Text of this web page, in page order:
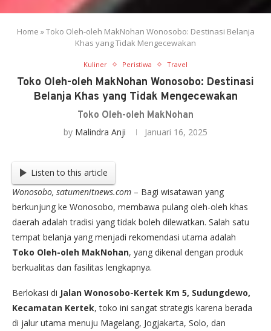
Home »Toko Oleh-oleh MakNohan Wonosobo: Destinasi Belanja
Khas yang Tidak Mengecewakan
Kuliner Peristiwa Travel
Toko Oleh-oleh MakNohan Wonosobo: Destinasi
Belanja Khas yang Tidak Mengecewakan
Toko Oleh-oleh MakNohan
by Malindra Anji Januari 16, 2025
Listen to this article
Wonosobo, satumenitnews.com – Bagi wisatawan yang
berkunjung ke Wonosobo, membawa pulang oleh-oleh khas
daerah adalah tradisi yang tidak boleh dilewatkan. Salah satu
tempat belanja yang menjadi rekomendasi utama adalah
Toko Oleh-oleh MakNohan, yang dikenal dengan produk
berkualitas dan fasilitas lengkapnya.
Berlokasi di Jalan Wonosobo-Kertek Km 5, Sudungdewo,
Kecamatan Kertek, toko ini sangat strategis karena berada
di jalur utama menuju Magelang, Jogjakarta, Solo, dan